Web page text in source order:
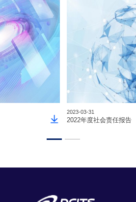
2023-03-31
2022年度社会责任报告